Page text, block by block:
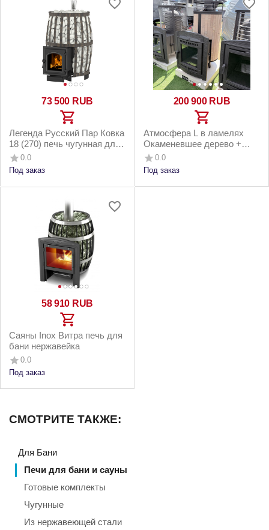
73 500 RUB
Легенда Русский Пар Ковка
18 (270) печь чугунная для
бани
0.0
Под заказ
200 900 RUB
Атмосфера L в ламелях
Окаменевшее дерево +
сетка печь для бани
чугунная
0.0
Под заказ
58 910 RUB
Саяны Inox Витра печь для
бани нержавейка
0.0
Под заказ
СМОТРИТЕ ТАКЖЕ:
Для Бани
Печи для бани и сауны
Готовые комплекты
Чугунные
Из нержавеющей стали